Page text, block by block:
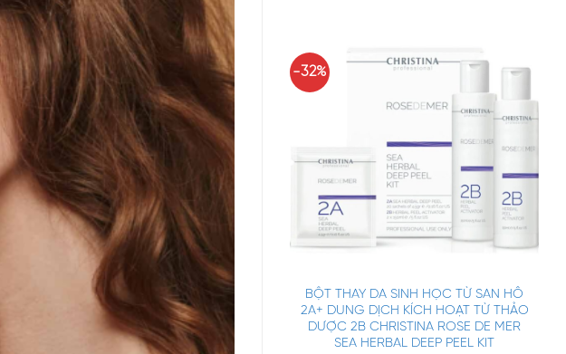
-32%
BỘT THAY DA SINH HỌC TỪ SAN HÔ
2A+ DUNG DỊCH KÍCH HOẠT TỪ THẢO
DƯỢC 2B CHRISTINA ROSE DE MER
SEA HERBAL DEEP PEEL KIT